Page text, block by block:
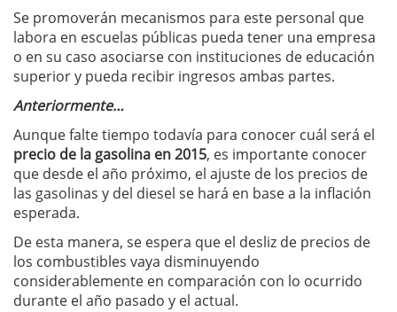
Se promoverán mecanismos para este personal que
labora en escuelas públicas pueda tener una empresa
o en su caso asociarse con instituciones de educación
superior y pueda recibir ingresos ambas partes.
Anteriormente…
Aunque falte tiempo todavía para conocer cuál será el
precio de la gasolina en 2015, es importante conocer
que desde el año próximo, el ajuste de los precios de
las gasolinas y del diesel se hará en base a la inflación
esperada.
De esta manera, se espera que el desliz de precios de
los combustibles vaya disminuyendo
considerablemente en comparación con lo ocurrido
durante el año pasado y el actual.